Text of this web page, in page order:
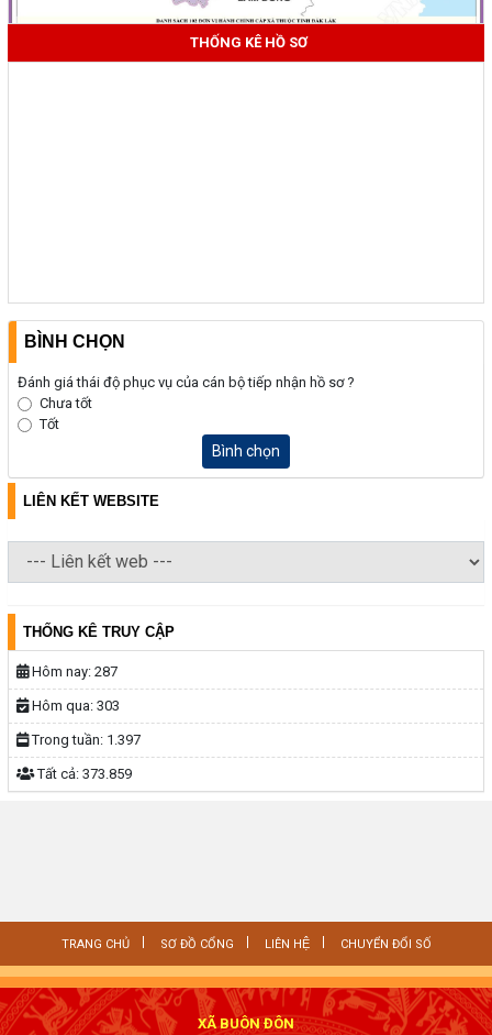
THỐNG KÊ HỒ SƠ
BÌNH CHỌN
Đánh giá thái độ phục vụ của cán bộ tiếp nhận hồ sơ ?
Chưa tốt
Tốt
Bình chọn
LIÊN KẾT WEBSITE
THỐNG KÊ TRUY CẬP
Hôm nay: 287
Hôm qua: 303
Trong tuần: 1.397
Tất cả: 373.859
TRANG CHỦ SƠ ĐỒ CỔNG LIÊN HỆ CHUYỂN ĐỔI SỐ
XÃ BUÔN ĐÔN